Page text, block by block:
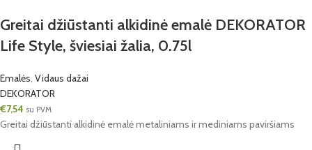
Greitai džiūstanti alkidinė emalė DEKORATOR
Life Style, šviesiai žalia, 0.75l
Emalės, Vidaus dažai
DEKORATOR
€7,54 su PVM
Greitai džiūstanti alkidinė emalė metaliniams ir mediniams paviršiams